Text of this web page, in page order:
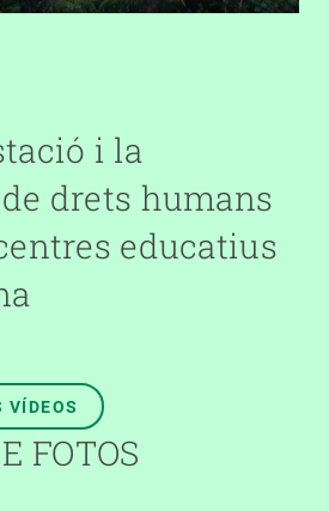
i la
drets humans
educatius
VÍDEOS
FOTOS